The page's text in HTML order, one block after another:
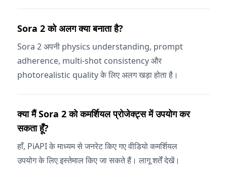
Sora 2 को अलग क्या बनाता है?
Sora 2 अपनी physics understanding, prompt
adherence, multi-shot consistency और
photorealistic quality के लिए अलग खड़ा होता है।
क्या मैं Sora 2 को कमर्शियल प्रोजेक्ट्स में उपयोग कर
सकता हूँ?
हाँ, PiAPI के माध्यम से जनरेट किए गए वीडियो कमर्शियल
उपयोग के लिए इस्तेमाल किए जा सकते हैं। लागू शर्तें देखें।